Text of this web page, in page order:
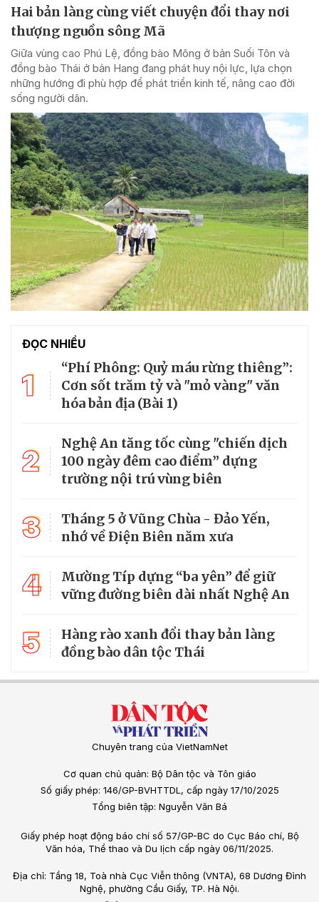
Hai bản làng cùng viết chuyện đổi thay nơi
thượng nguồn sông Mã
Giữa vùng cao Phú Lệ, đồng bào Mông ở bản Suối Tôn và
đồng bào Thái ở bản Hang đang phát huy nội lực, lựa chọn
những hướng đi phù hợp để phát triển kinh tế, nâng cao đời
sống người dân.
ĐỌC NHIỀU
1
“Phí Phông: Quỷ máu rừng thiêng”:
Cơn sốt trăm tỷ và "mỏ vàng" văn
hóa bản địa (Bài 1)
2
Nghệ An tăng tốc cùng "chiến dịch
100 ngày đêm cao điểm” dựng
trường nội trú vùng biên
3
Tháng 5 ở Vũng Chùa - Đảo Yến,
nhớ về Điện Biên năm xưa
4
Mường Típ dựng “ba yên” để giữ
vững đường biên dài nhất Nghệ An
5
Hàng rào xanh đổi thay bản làng
đồng bào dân tộc Thái
Chuyên trang của VietNamNet
Cơ quan chủ quản: Bộ Dân tộc và Tôn giáo
Số giấy phép: 146/GP-BVHTTDL, cấp ngày 17/10/2025
Tổng biên tập: Nguyễn Văn Bá
Giấy phép hoạt động báo chí số 57/GP-BC do Cục Báo chí, Bộ
Văn hóa, Thể thao và Du lịch cấp ngày 06/11/2025.
Địa chỉ: Tầng 18, Toà nhà Cục Viễn thông (VNTA), 68 Dương Đình
Nghệ, phường Cầu Giấy, TP. Hà Nội.